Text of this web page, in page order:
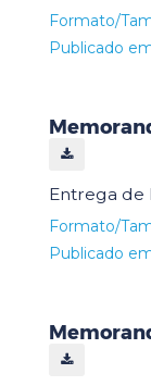
Formato/
Publicado
Entrega de
Formato/
Publicado